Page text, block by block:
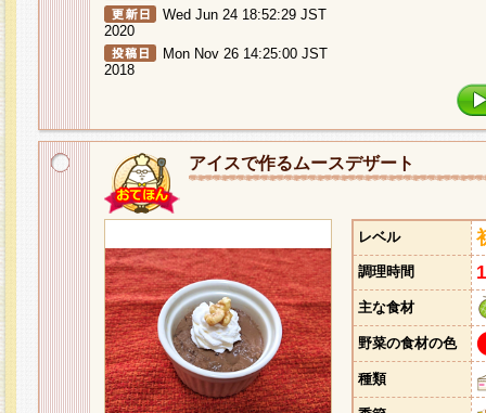
Wed Jun 24 18:52:29 JST
2020
Mon Nov 26 14:25:00 JST
2018
アイスで作るムースデザート
レベル
調理時間
主な食材
野菜の食材の色
種類